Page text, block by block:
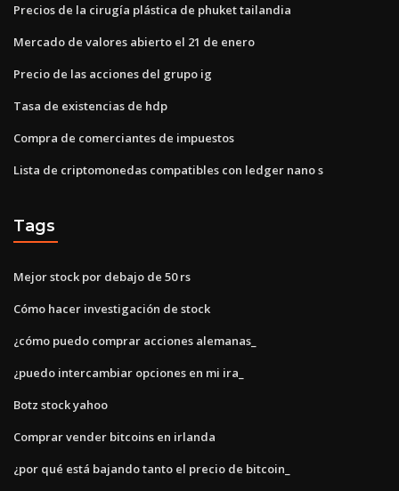
Precios de la cirugía plástica de phuket tailandia
Mercado de valores abierto el 21 de enero
Precio de las acciones del grupo ig
Tasa de existencias de hdp
Compra de comerciantes de impuestos
Lista de criptomonedas compatibles con ledger nano s
Tags
Mejor stock por debajo de 50 rs
Cómo hacer investigación de stock
¿cómo puedo comprar acciones alemanas_
¿puedo intercambiar opciones en mi ira_
Botz stock yahoo
Comprar vender bitcoins en irlanda
¿por qué está bajando tanto el precio de bitcoin_